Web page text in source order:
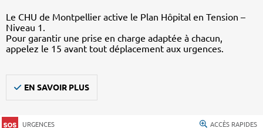
Le CHU de Montpellier active le Plan Hôpital en Tension –
Niveau 1.
Pour garantir une prise en charge adaptée à chacun,
appelez le 15 avant tout déplacement aux urgences.
EN SAVOIR PLUS
URGENCES ACCÈS RAPIDES